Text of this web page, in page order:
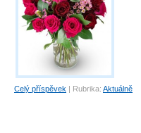
Celý příspěvek | Rubrika: Aktuálně